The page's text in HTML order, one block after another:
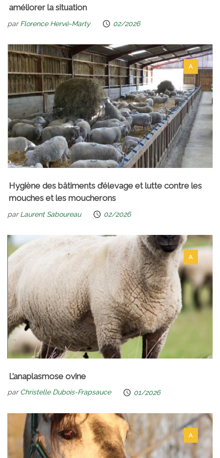
améliorer la situation
parFlorence Hervé-Marty 02/2026
A
Hygiène des bâtiments d’élevage et lutte contre les
mouches et les moucherons
parLaurent Saboureau 02/2026
A
L’anaplasmose ovine
parChristelle Dubois-Frapsauce 01/2026
A